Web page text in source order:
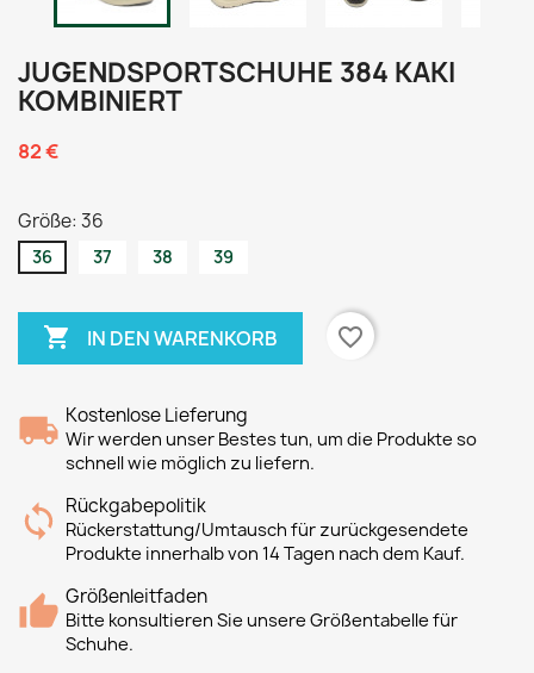
JUGENDSPORTSCHUHE 384 KAKI
KOMBINIERT
82 €
Größe: 36
36 37 38 39
 IN DEN WARENKORB favorite_border
Kostenlose Lieferung
Wir werden unser Bestes tun, um die Produkte so
schnell wie möglich zu liefern.
Rückgabepolitik
Rückerstattung/Umtausch für zurückgesendete
Produkte innerhalb von 14 Tagen nach dem Kauf.
Größenleitfaden
Bitte konsultieren Sie unsere Größentabelle für
Schuhe.